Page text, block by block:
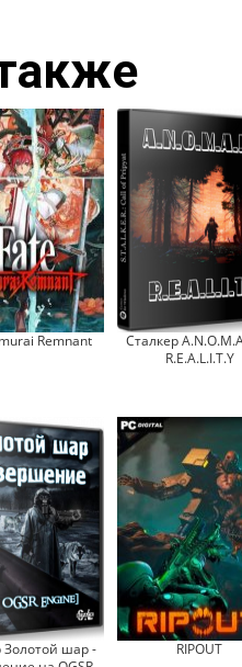
Remnant
Сталкер
R.E.A.L.I.T.Y
Золотой шар -
RIPOUT